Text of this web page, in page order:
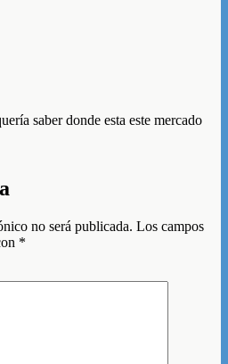
saber donde esta este mercado
no será publicada. Los campos
*